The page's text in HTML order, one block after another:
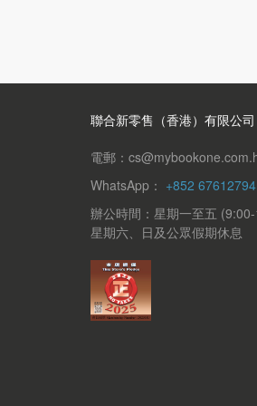
聯合新零售（香港）有限公司
電郵：
WhatsApp： +852 67612794
辦公時間：星期一至五
星期六、日及公眾假期休息